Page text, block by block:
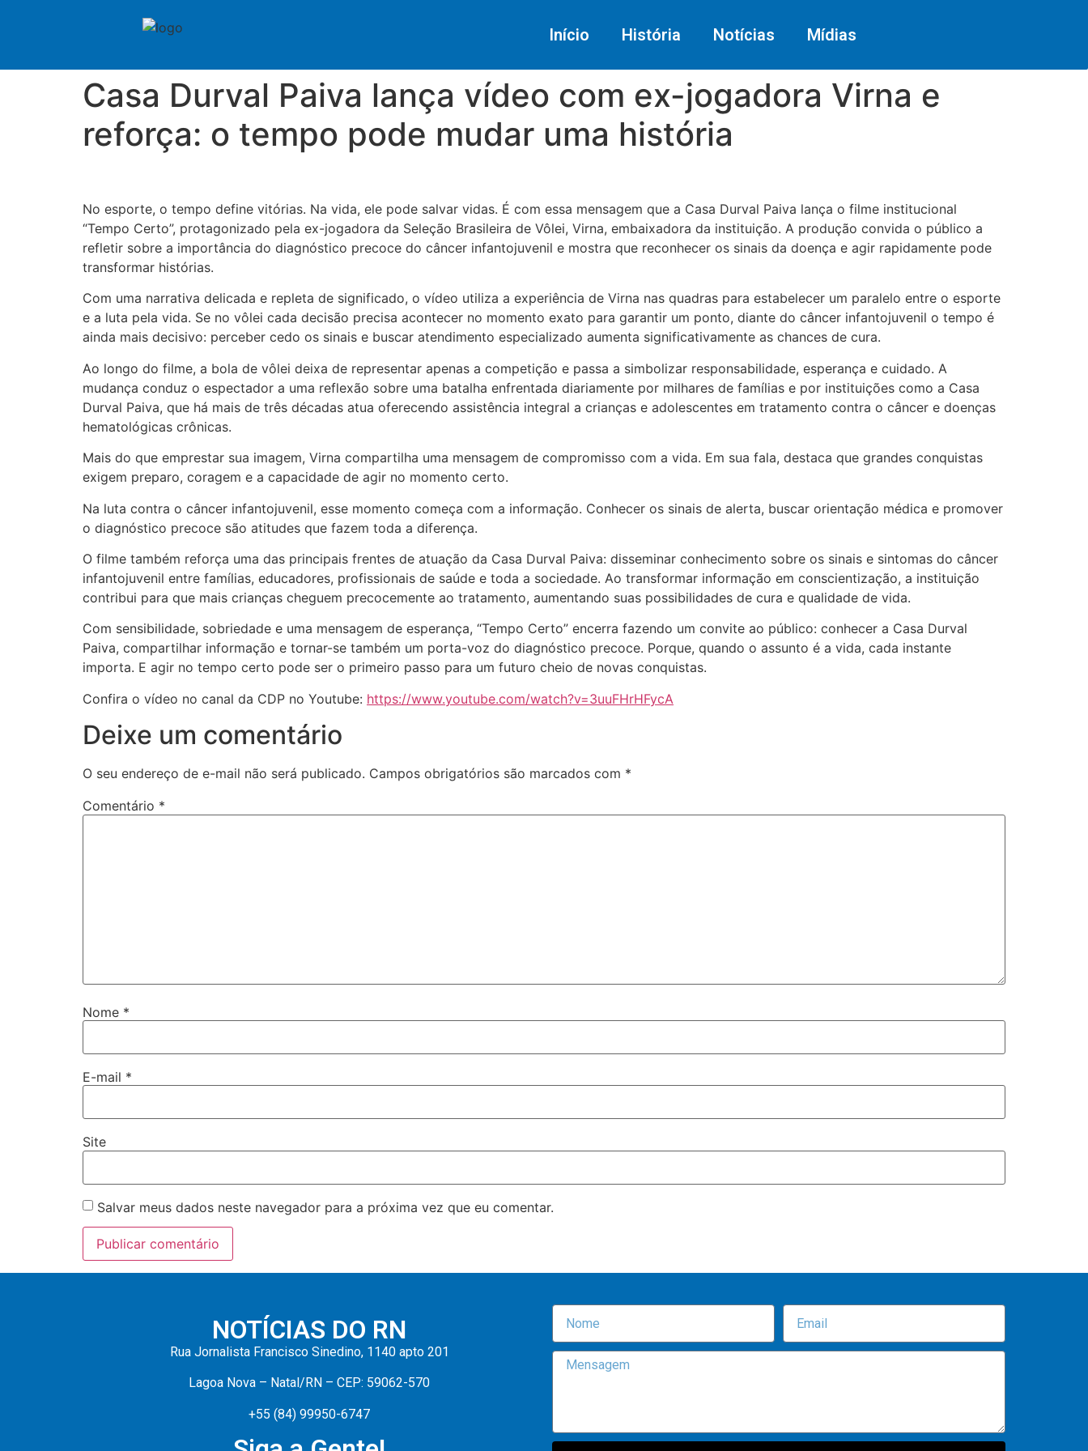
Início História Notícias Mídias
Casa Durval Paiva lança vídeo com ex-jogadora Virna e
reforça: o tempo pode mudar uma história
No esporte, o tempo define vitórias. Na vida, ele pode salvar vidas. É com essa mensagem que a Casa Durval Paiva lança o filme institucional
“Tempo Certo”, protagonizado pela ex-jogadora da Seleção Brasileira de Vôlei, Virna, embaixadora da instituição. A produção convida o público a
refletir sobre a importância do diagnóstico precoce do câncer infantojuvenil e mostra que reconhecer os sinais da doença e agir rapidamente pode
transformar histórias.
Com uma narrativa delicada e repleta de significado, o vídeo utiliza a experiência de Virna nas quadras para estabelecer um paralelo entre o esporte
e a luta pela vida. Se no vôlei cada decisão precisa acontecer no momento exato para garantir um ponto, diante do câncer infantojuvenil o tempo é
ainda mais decisivo: perceber cedo os sinais e buscar atendimento especializado aumenta significativamente as chances de cura.
Ao longo do filme, a bola de vôlei deixa de representar apenas a competição e passa a simbolizar responsabilidade, esperança e cuidado. A
mudança conduz o espectador a uma reflexão sobre uma batalha enfrentada diariamente por milhares de famílias e por instituições como a Casa
Durval Paiva, que há mais de três décadas atua oferecendo assistência integral a crianças e adolescentes em tratamento contra o câncer e doenças
hematológicas crônicas.
Mais do que emprestar sua imagem, Virna compartilha uma mensagem de compromisso com a vida. Em sua fala, destaca que grandes conquistas
exigem preparo, coragem e a capacidade de agir no momento certo.
Na luta contra o câncer infantojuvenil, esse momento começa com a informação. Conhecer os sinais de alerta, buscar orientação médica e promover
o diagnóstico precoce são atitudes que fazem toda a diferença.
O filme também reforça uma das principais frentes de atuação da Casa Durval Paiva: disseminar conhecimento sobre os sinais e sintomas do câncer
infantojuvenil entre famílias, educadores, profissionais de saúde e toda a sociedade. Ao transformar informação em conscientização, a instituição
contribui para que mais crianças cheguem precocemente ao tratamento, aumentando suas possibilidades de cura e qualidade de vida.
Com sensibilidade, sobriedade e uma mensagem de esperança, “Tempo Certo” encerra fazendo um convite ao público: conhecer a Casa Durval
Paiva, compartilhar informação e tornar-se também um porta-voz do diagnóstico precoce. Porque, quando o assunto é a vida, cada instante
importa. E agir no tempo certo pode ser o primeiro passo para um futuro cheio de novas conquistas.
Confira o vídeo no canal da CDP no Youtube: https://www.youtube.com/watch?v=3uuFHrHFycA
Deixe um comentário
O seu endereço de e-mail não será publicado. Campos obrigatórios são marcados com *
Comentário *
Nome *
E-mail *
Site
Salvar meus dados neste navegador para a próxima vez que eu comentar.
NOTÍCIAS DO RN
Rua Jornalista Francisco Sinedino, 1140 apto 201
Lagoa Nova – Natal/RN – CEP: 59062-570
+55 (84) 99950-6747